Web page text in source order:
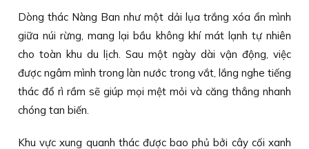
Dòng thác Nàng Ban như một dải lụa trắng xóa ẩn mình
giữa núi rừng, mang lại bầu không khí mát lạnh tự nhiên
cho toàn khu du lịch. Sau một ngày dài vận động, việc
được ngâm mình trong làn nước trong vắt, lắng nghe tiếng
thác đổ rì rầm sẽ giúp mọi mệt mỏi và căng thẳng nhanh
chóng tan biến.
Khu vực xung quanh thác được bao phủ bởi cây cối xanh